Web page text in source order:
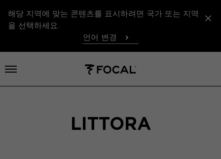
해당 지역에 맞는 콘텐츠를 표시하려면 국가 또는 지역
을 선택하세요.
언어 변경
메뉴 열기
LITTORA